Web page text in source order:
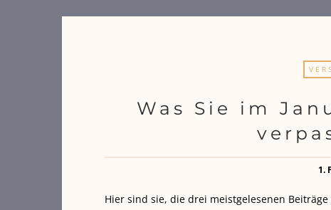
Was Sie im
1.
Hier sind sie, die drei meistgelesenen